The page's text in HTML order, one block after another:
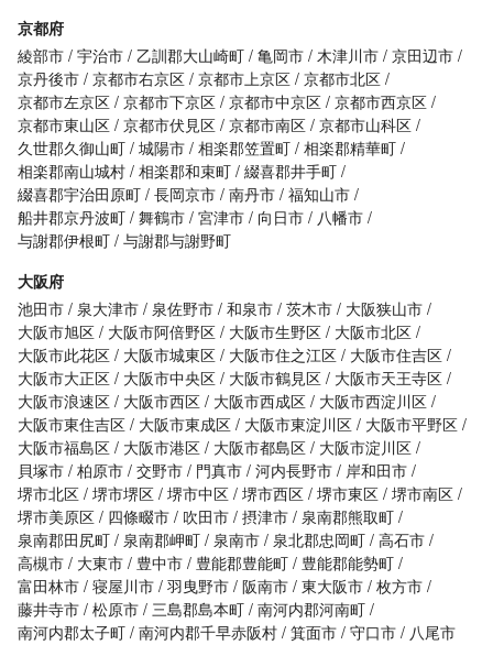
京都府
綾部市 宇治市 乙訓郡大山崎町 亀岡市 木津川市 京田辺市
京丹後市 京都市右京区 京都市上京区 京都市北区
京都市左京区 京都市下京区 京都市中京区 京都市西京区
京都市東山区 京都市伏見区 京都市南区 京都市山科区
久世郡久御山町 城陽市 相楽郡笠置町 相楽郡精華町
相楽郡南山城村 相楽郡和束町 綴喜郡井手町
綴喜郡宇治田原町 長岡京市 南丹市 福知山市
船井郡京丹波町 舞鶴市 宮津市 向日市
八幡市
与謝郡伊根町 与謝郡与謝野町
大阪府
池田市
泉大津市 泉佐野市 和泉市 茨木市
大阪狭山市
大阪市旭区
大阪市阿倍野区 大阪市生野区
大阪市北区
大阪市此花区
大阪市城東区 大阪市住之江区
大阪市住吉区
大阪市大正区
大阪市中央区 大阪市鶴見区
大阪市天王寺区
大阪市浪速区
大阪市西区 大阪市西成区
大阪市西淀川区
大阪市東住吉区
大阪市東成区 大阪市東淀川区
大阪市平野区
大阪市福島区
大阪市港区 大阪市都島区
大阪市淀川区
貝塚市 柏原市 交野市 門真市 河内長野市
岸和田市
堺市北区 堺市堺区 堺市中区 堺市西区 堺市東区 堺市南区
堺市美原区
四條畷市 吹田市 摂津市
泉南郡熊取町
泉南郡田尻町
泉南郡岬町 泉南市 泉北郡忠岡町 高石市
高槻市
大東市 豊中市 豊能郡豊能町
豊能郡能勢町
富田林市 寝屋川市 羽曳野市 阪南市 東大阪市 枚方市
藤井寺市 松原市 三島郡島本町 南河内郡河南町
南河内郡太子町 南河内郡千早赤阪村 箕面市 守口市
八尾市